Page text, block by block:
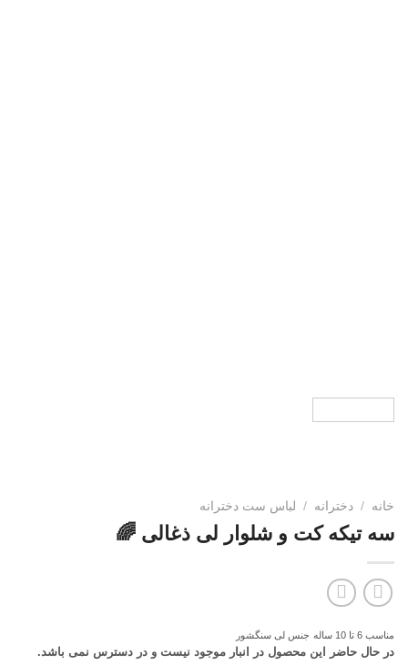
خانه / دخترانه / لباس ست دخترانه
سه تیکه کت و شلوار لی ذغالی 🌈
مناسب 6 تا 10 ساله جنس لی سنگشور
در حال حاضر این محصول در انبار موجود نیست و در دسترس نمی باشد.